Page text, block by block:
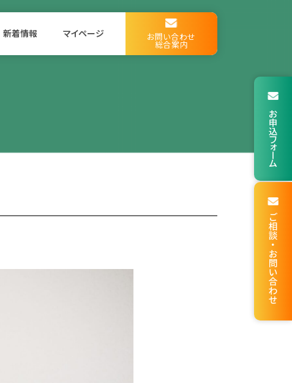
新着情報 マイページ
お問い合わせ
総合案内